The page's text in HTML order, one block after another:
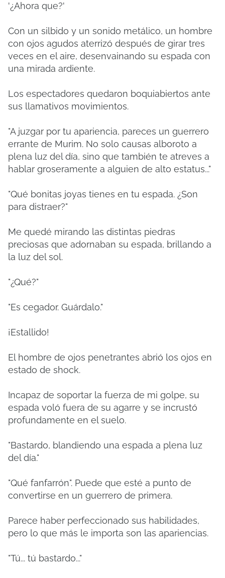
'¿Ahora que?'
Con un silbido y un sonido metálico, un hombre
con ojos agudos aterrizó después de girar tres
veces en el aire, desenvainando su espada con
una mirada ardiente.
Los espectadores quedaron boquiabiertos ante
sus llamativos movimientos.
"A juzgar por tu apariencia, pareces un guerrero
errante de Murim. No solo causas alboroto a
plena luz del día, sino que también te atreves a
hablar groseramente a alguien de alto estatus..."
"Qué bonitas joyas tienes en tu espada. ¿Son
para distraer?"
Me quedé mirando las distintas piedras
preciosas que adornaban su espada, brillando a
la luz del sol.
"¿Qué?"
"Es cegador. Guárdalo."
¡Estallido!
El hombre de ojos penetrantes abrió los ojos en
estado de shock.
Incapaz de soportar la fuerza de mi golpe, su
espada voló fuera de su agarre y se incrustó
profundamente en el suelo.
"Bastardo, blandiendo una espada a plena luz
del día."
"Qué fanfarrón". Puede que esté a punto de
convertirse en un guerrero de primera.
Parece haber perfeccionado sus habilidades,
pero lo que más le importa son las apariencias.
"Tú... tú bastardo..."